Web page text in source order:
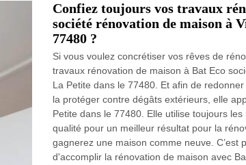
Confiez toujours vos travaux
société rénovation de maison à
77480 ?
Si vous voulez concrétiser vos rêves de
travaux rénovation de maison à Bat Eco
La Petite dans le 77480. Et afin de
la protéger contre dégâts extérieurs, elle
Petite dans le 77480. Elle utilise toujours
qualité pour un meilleur résultat pour la
gagnerez une maison comme neuve. C’est
d'accomplir la rénovation de maison avec